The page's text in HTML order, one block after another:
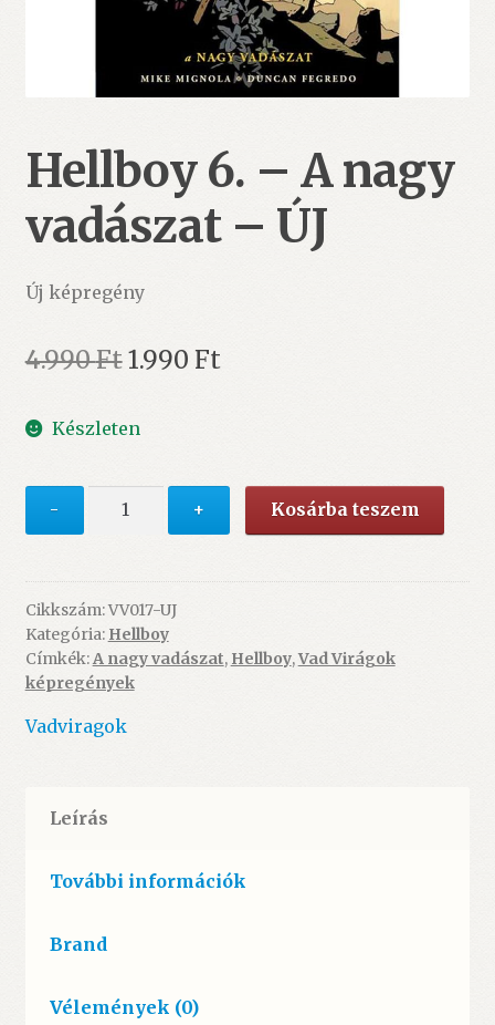
Hellboy 6. – A nagy
vadászat – ÚJ
Új képregény
4.990FtOriginal
was:
1.990 FtCurrent
Készleten
-
Hellboy
A
nagy
vadászat
-
ÚJ
mennyiség
+ Kosárba teszem
Cikkszám:VV017-UJ
Kategória: Hellboy
Címkék:A nagy vadászat, Hellboy,Vad Virágok
képregények
Vadviragok
Leírás
További információk
Brand
Vélemények (0)